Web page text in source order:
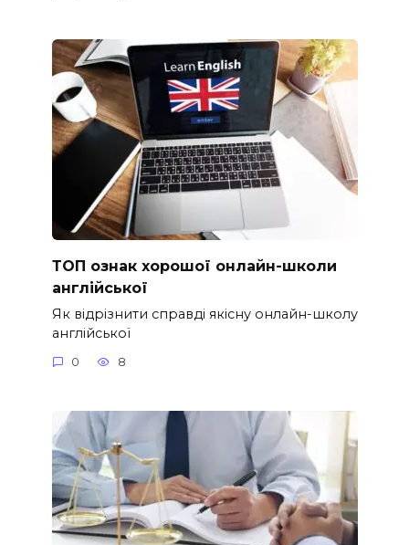
ТОП ознак хорошої онлайн-школи
англійської
Як відрізнити справді якісну онлайн-школу
англійської
0 8